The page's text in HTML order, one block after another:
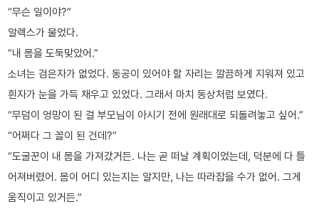
“무슨 일이야?”
알렉스가 물었다.
“내 몸을 도둑맞았어.”
소녀는 검은자가 없었다. 동공이 있어야 할 자리는 깔끔하게 지워져 있고
흰자가 눈을 가득 채우고 있었다. 그래서 마치 동상처럼 보였다.
“무덤이 엉망이 된 걸 부모님이 아시기 전에 원래대로 되돌려놓고 싶어.”
“어쩌다 그 꼴이 된 건데?”
“도굴꾼이 내 몸을 가져갔거든. 나는 곧 떠날 계획이었는데, 덕분에 다 틀
어져버렸어. 몸이 어디 있는지는 알지만, 나는 따라잡을 수가 없어. 그게
움직이고 있거든.”